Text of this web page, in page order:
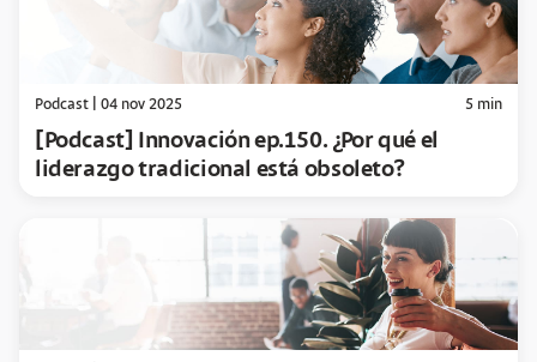
Podcast 04 nov 2025 5 min
[Podcast] Innovación ep.150. ¿Por qué el
liderazgo tradicional está obsoleto?